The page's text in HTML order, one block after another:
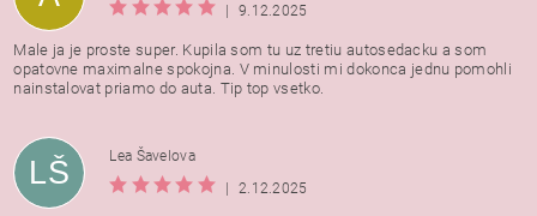
|
9.12.2025
Male ja je proste super. Kupila som tu uz tretiu autosedacku a som
opatovne maximalne spokojna. V minulosti mi dokonca jednu pomohli
nainstalovat priamo do auta. Tip top vsetko.
LŠ
Lea Šavelova
|
2.12.2025